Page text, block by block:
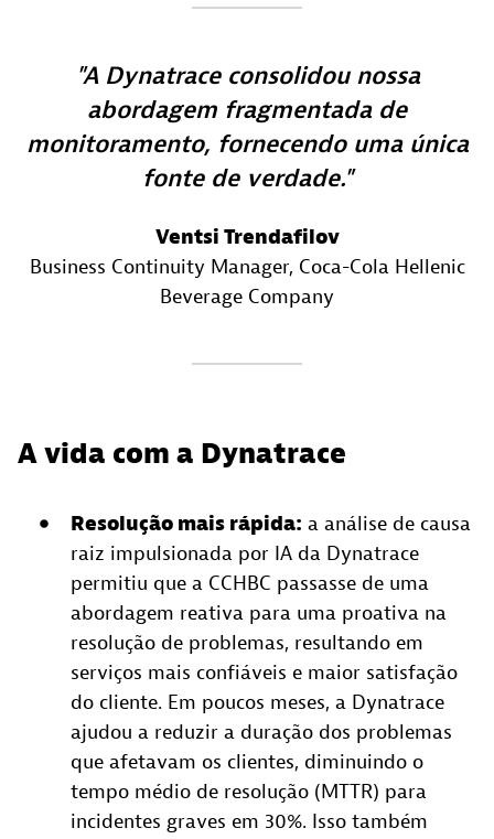
A Dynatrace consolidou nossa
abordagem fragmentada de
monitoramento, fornecendo uma única
fonte de verdade.
Ventsi Trendafilov
Business Continuity Manager, Coca-Cola Hellenic
Beverage Company
A vida com a Dynatrace
Resolução mais rápida: a análise de causa
raiz impulsionada por IA da Dynatrace
permitiu que a CCHBC passasse de uma
abordagem reativa para uma proativa na
resolução de problemas, resultando em
serviços mais confiáveis e maior satisfação
do cliente. Em poucos meses, a Dynatrace
ajudou a reduzir a duração dos problemas
que afetavam os clientes, diminuindo o
tempo médio de resolução (MTTR) para
incidentes graves em 30%. Isso também